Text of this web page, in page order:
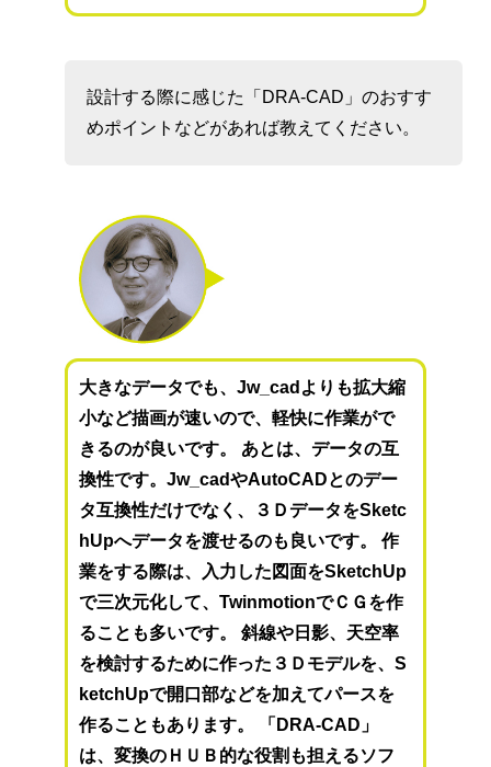
設計する際に感じた「DRA-CAD」のおすす
めポイントなどがあれば教えてください。
大きなデータでも、Jw_cadよりも拡大縮
小など描画が速いので、軽快に作業がで
きるのが良いです。 あとは、データの互
換性です。Jw_cadやAutoCADとのデー
タ互換性だけでなく、３ＤデータをSketc
hUpへデータを渡せるのも良いです。 作
業をする際は、入力した図面をSketchUp
で三次元化して、TwinmotionでＣＧを作
ることも多いです。 斜線や日影、天空率
を検討するために作った３Ｄモデルを、S
ketchUpで開口部などを加えてパースを
作ることもあります。 「DRA-CAD」
は、変換のＨＵＢ的な役割も担えるソフ